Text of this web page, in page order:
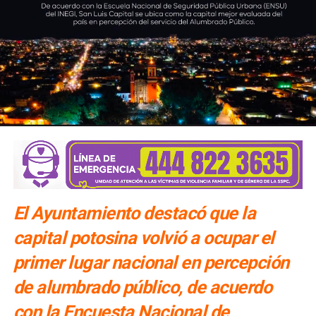
El Ayuntamiento destacó que la
capital potosina volvió a ocupar el
primer lugar nacional en percepción
de alumbrado público, de acuerdo